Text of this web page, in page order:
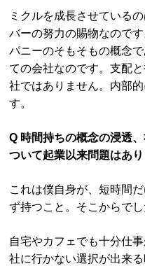
ミクルを成長させている
バーの努力の賜物なので
パニーのそもそもの概念
ての会社なのです。支配
社ではありません。内部
す。
Q 時間持ちの概念の浸透
ついて起業以来問題はあ
これは僕自身が、短時間
ず持つこと。そこからでし
自宅やカフェでも十分仕
社に行かない選択が出来